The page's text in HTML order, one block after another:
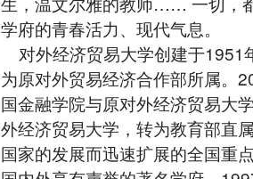
学府的青春活力、现代气息。
对外经济贸易大学创建于1951
为原对外贸易经济合作部所属。
国金融学院与原对外经济贸易大
外经济贸易大学，转为教育部直
国家的发展而迅速扩展的全国重